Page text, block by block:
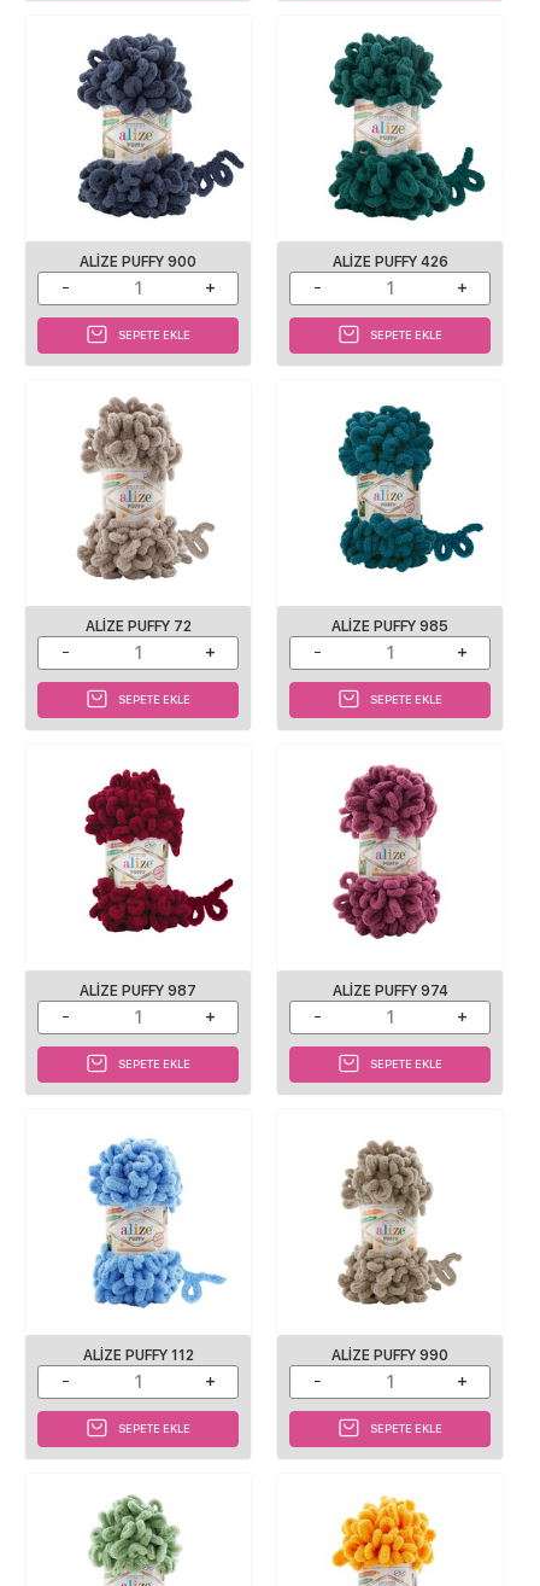
ALIZE PUFFY 900
SEPETE EKLE
ALIZE PUFFY 426
SEPETE EKLE
ALIZE PUFFY 72
SEPETE EKLE
ALIZE PUFFY 985
SEPETE EKLE
ALIZE PUFFY 987
SEPETE EKLE
ALIZE PUFFY 974
SEPETE EKLE
ALIZE PUFFY 112
SEPETE EKLE
ALIZE PUFFY 990
SEPETE EKLE